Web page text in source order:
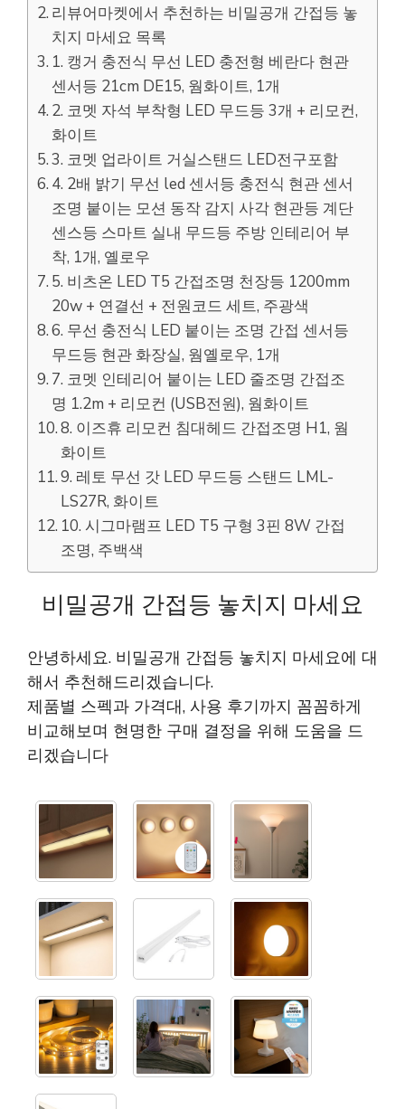
리뷰어마켓에서 추천하는 비밀공개 간접등 놓
치지 마세요 목록
1. 캥거 충전식 무선 LED 충전형 베란다 현관
센서등 21cm DE15, 웜화이트, 1개
2. 코멧 자석 부착형 LED 무드등 3개 + 리모컨,
화이트
3. 코멧 업라이트 거실스탠드 LED전구포함
4. 2배 밝기 무선 led 센서등 충전식 현관 센서
조명 붙이는 모션 동작 감지 사각 현관등 계단
센스등 스마트 실내 무드등 주방 인테리어 부
착, 1개, 옐로우
5. 비츠온 LED T5 간접조명 천장등 1200mm
20w + 연결선 + 전원코드 세트, 주광색
6. 무선 충전식 LED 붙이는 조명 간접 센서등
무드등 현관 화장실, 웜옐로우, 1개
7. 코멧 인테리어 붙이는 LED 줄조명 간접조
명 1.2m + 리모컨 (USB전원), 웜화이트
8. 이즈휴 리모컨 침대헤드 간접조명 H1, 웜
화이트
9. 레토 무선 갓 LED 무드등 스탠드 LML-
LS27R, 화이트
10. 시그마램프 LED T5 구형 3핀 8W 간접
조명, 주백색
비밀공개 간접등 놓치지 마세요
안녕하세요. 비밀공개 간접등 놓치지 마세요에 대
해서 추천해드리겠습니다.
제품별 스펙과 가격대, 사용 후기까지 꼼꼼하게
비교해보며 현명한 구매 결정을 위해 도움을 드
리겠습니다